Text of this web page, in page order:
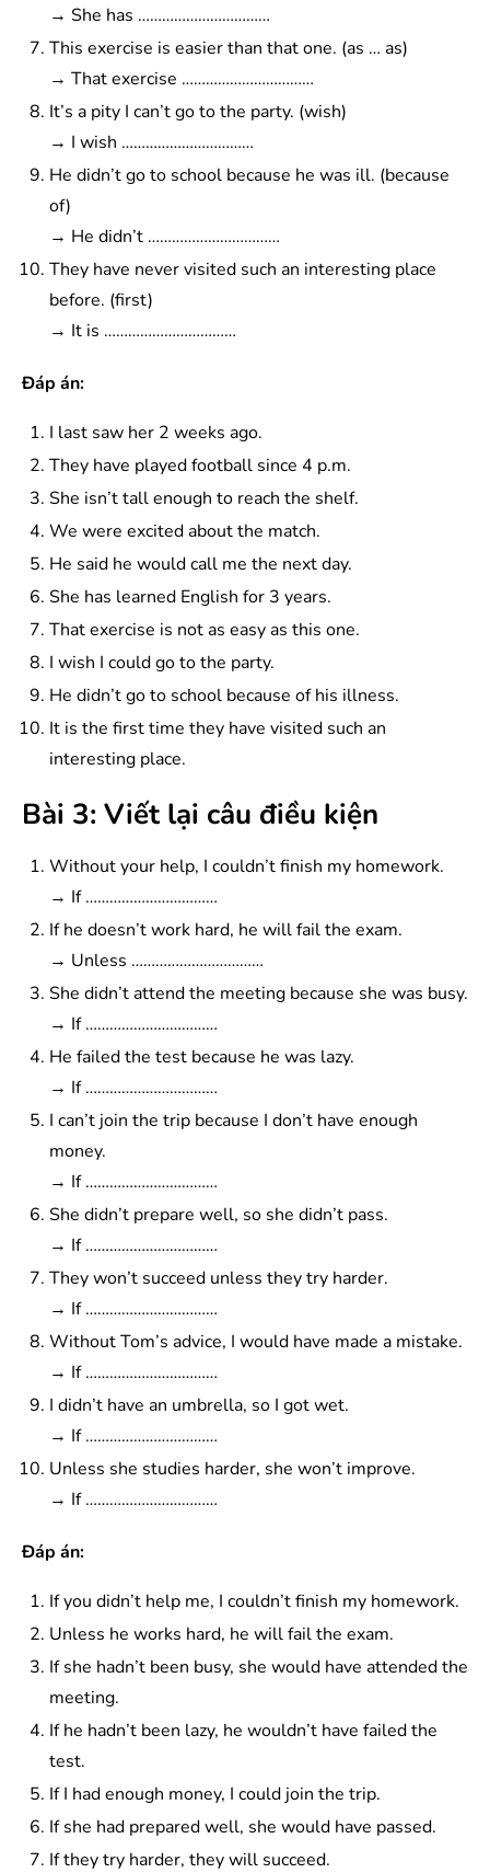
→ She has ……………………………
This exercise is easier than that one. (as … as)
→ That exercise ……………………………
It’s a pity I can’t go to the party. (wish)
→ I wish ……………………………
He didn’t go to school because he was ill. (because
of)
→ He didn’t ……………………………
They have never visited such an interesting place
before. (first)
→ It is ……………………………
Đáp án:
I last saw her 2 weeks ago.
They have played football since 4 p.m.
She isn’t tall enough to reach the shelf.
We were excited about the match.
He said he would call me the next day.
She has learned English for 3 years.
That exercise is not as easy as this one.
I wish I could go to the party.
He didn’t go to school because of his illness.
It is the first time they have visited such an
interesting place.
Bài 3: Viết lại câu điều kiện
Without your help, I couldn’t finish my homework.
→ If ……………………………
If he doesn’t work hard, he will fail the exam.
→ Unless ……………………………
She didn’t attend the meeting because she was busy.
→ If ……………………………
He failed the test because he was lazy.
→ If ……………………………
I can’t join the trip because I don’t have enough
money.
→ If ……………………………
She didn’t prepare well, so she didn’t pass.
→ If ……………………………
They won’t succeed unless they try harder.
→ If ……………………………
Without Tom’s advice, I would have made a mistake.
→ If ……………………………
I didn’t have an umbrella, so I got wet.
→ If ……………………………
Unless she studies harder, she won’t improve.
→ If ……………………………
Đáp án:
If you didn’t help me, I couldn’t finish my homework.
Unless he works hard, he will fail the exam.
If she hadn’t been busy, she would have attended the
meeting.
If he hadn’t been lazy, he wouldn’t have failed the
test.
If I had enough money, I could join the trip.
If she had prepared well, she would have passed.
If they try harder, they will succeed.